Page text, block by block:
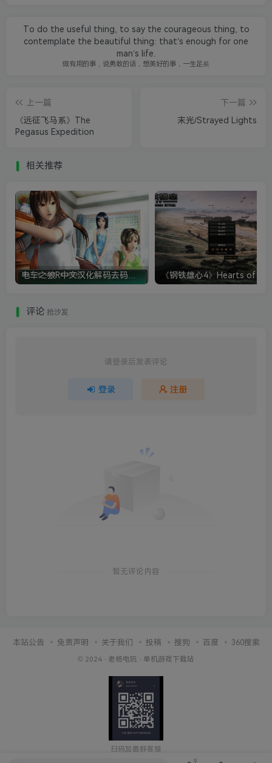
To do the useful thing, to say the courageous thing, to
contemplate the beautiful thing: that’s enough for one
man’s life.
做有用的事，说勇敢的话，想美好的事，一生足矣
上一篇
《远征飞马系》The
Pegasus Expedition
下一篇
末光/Strayed Lights
相关推荐
评论 抢沙发
请登录后发表评论
登录 注册
暂无评论内容
本站公告 免责声明 关于我们 投稿 搜狗 百度 360搜索
© 2024 · 老杨电玩 · 单机游戏下载站
扫码加最群客服
9